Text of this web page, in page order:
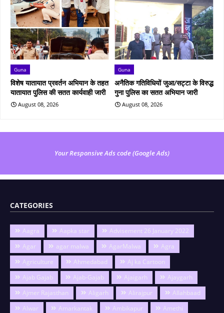
Guna
विशेष यातायात प्रवर्तन अभियान के तहत
यातायात पुलिस की सतत कार्यवाही जारी
August 08, 2026
Guna
अनैतिक गतिविधियों जुआ/सट्टा के विरुद्ध
गुना पुलिस का सतत अभियान जारी
August 08, 2026
Your Responsive Ads code (Google Ads)
CATEGORIES
Aagra Aapka star
Advisement 26 January 2022
Agar
agar malwa AgarMalwa
Agra
Agriculture
Ahmedabad
Aj ka Cartoon
Ajab Gajab
Ajab-Gajab Ajaigarh
Ajaygarh
Ajmer Rajasthan
Aligarh Alirajpur
Allahbaad
Alwar
Amarkantak Ambikapur
Amethi